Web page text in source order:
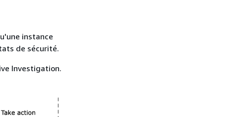
instance
de sécurité.
Investigation.